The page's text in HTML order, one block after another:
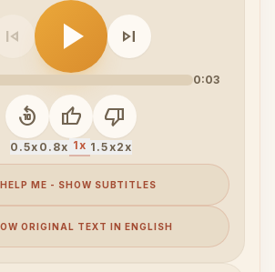
skip_previous play_arrow skip_next
0:03
replay_10
0.5x 0.8x 1x 1.5x2x
thumb_up thumb_down
HELP ME - SHOW SUBTITLES
ORIGINAL TEXT IN ENGLISH